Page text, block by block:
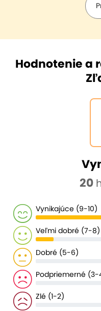
Hodnotenie a
20
Vynikajúce (9-10)
Veľmi dobré (7-8)
Dobré (5-6)
Podpriemerné (3-
Zlé (1-2)